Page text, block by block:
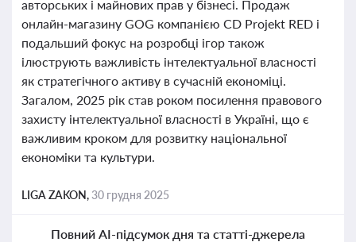
авторських і майнових прав у бізнесі. Продаж
онлайн-магазину GOG компанією CD Projekt RED і
подальший фокус на розробці ігор також
ілюструють важливість інтелектуальної власності
як стратегічного активу в сучасній економіці.
Загалом, 2025 рік став роком посилення правового
захисту інтелектуальної власності в Україні, що є
важливим кроком для розвитку національної
економіки та культури.
LIGA ZAKON,30 грудня 2025
Повний AI-підсумок дня та статті-джерела